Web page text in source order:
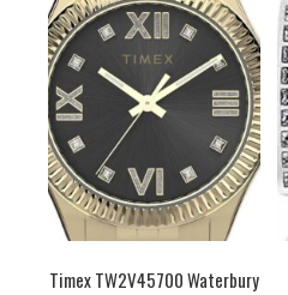
Timex TW2V45700 Waterbury